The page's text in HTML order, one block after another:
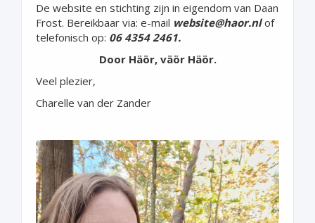
De website en stichting zijn in eigendom van Daan
Frost. Bereikbaar via: e-mail website@haor.nlof
telefonisch op: 06 4354 2461.
Door Häör, väör Häör.
Veel plezier,
Charelle van der Zander